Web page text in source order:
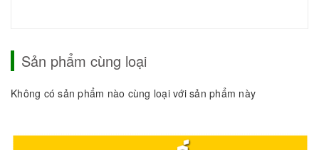
Sản phẩm cùng loại
Không có sản phẩm nào cùng loại với sản phẩm này